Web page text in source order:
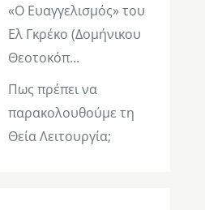
«Ο Ευαγγελισμός» του
Ελ Γκρέκο (Δομήνικου
Θεοτοκόπ...
Πως πρέπει να
παρακολουθούμε τη
Θεία Λειτουργία;